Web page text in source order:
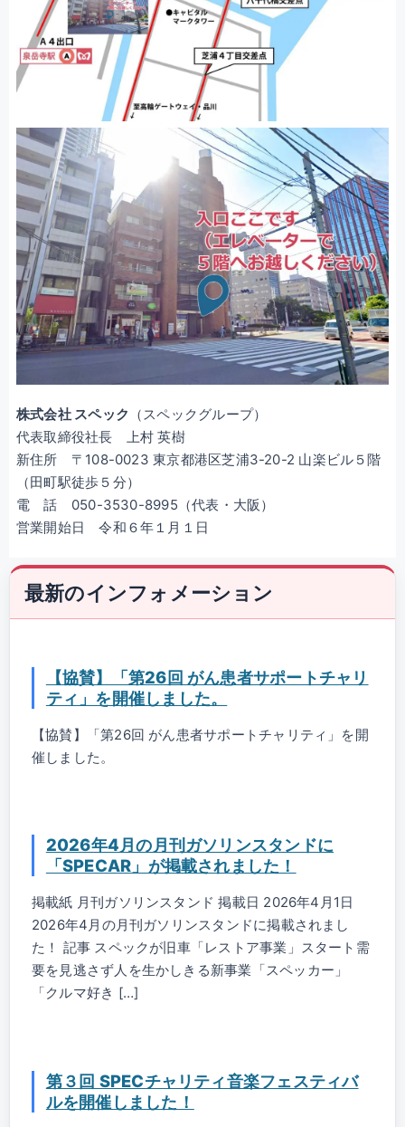
株式会社 スペック （スペックグループ）
代表取締役社長 上村 英樹
新住所 〒108-0023 東京都港区芝浦3-20-2 山楽ビル５階
（田町駅徒歩５分）
電 話 050-3530-8995（代表・大阪）
営業開始日 令和６年１月１日
最新のインフォメーション
【協賛】「第26回 がん患者サポートチャリ
ティ」を開催しました。
【協賛】「第26回 がん患者サポートチャリティ」を開
催しました。
2026年4月の月刊ガソリンスタンドに
「SPECAR」が掲載されました！
掲載紙 月刊ガソリンスタンド 掲載日 2026年4月1日
2026年4月の月刊ガソリンスタンドに掲載されまし
た！ 記事 スペックが旧車「レストア事業」スタート需
要を見逃さず人を生かしきる新事業「スペッカー」
「クルマ好き […]
第３回 SPECチャリティ音楽フェスティバ
ルを開催しました！